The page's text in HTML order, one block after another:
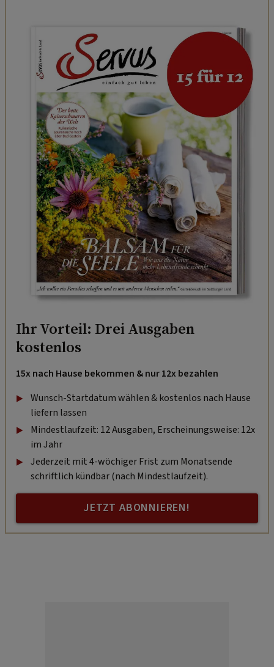
Ihr Vorteil: Drei Ausgaben
kostenlos
15x nach Hause bekommen & nur 12x bezahlen
Wunsch-Startdatum wählen & kostenlos nach Hause
liefern lassen
Mindestlaufzeit: 12 Ausgaben, Erscheinungsweise: 12x
im Jahr
Jederzeit mit 4-wöchiger Frist zum Monatsende
schriftlich kündbar (nach Mindestlaufzeit).
JETZT ABONNIEREN!